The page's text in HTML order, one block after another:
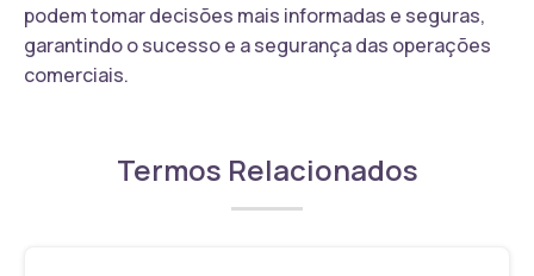
podem tomar decisões mais informadas e seguras,
garantindo o sucesso e a segurança das operações
comerciais.
Termos Relacionados